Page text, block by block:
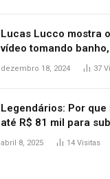
Lucas Lucco mostra
vídeo tomando
diz ‘foi mal’
dezembro 18, 2024 37
Legendários: Por
até R$ 81 mil para
melhorar casamento?
abril 8, 2025 14 Visitas